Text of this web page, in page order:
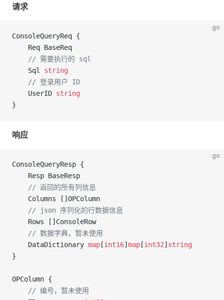
请求
go
ConsoleQueryReq {
	Req BaseReq
	// 需要执行的 sql
	Sql
string
	// 登录用户 ID
	UserID
string
}
响应
go
ConsoleQueryResp {
	Resp BaseResp
	// 返回的所有列信息
	Columns []OPColumn
	// json 序列化的行数据信息
	Rows []ConsoleRow
	// 数据字典，暂未使用
	DataDictionary
map [int16] map [int32] string
}
OPColumn {
	// 编号，暂未使用